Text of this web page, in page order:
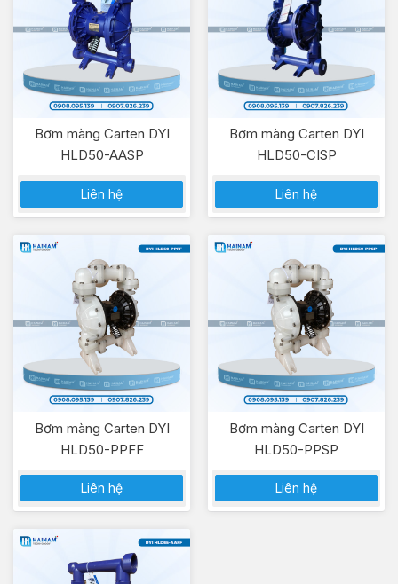
Bơm màng Carten DYI
HLD50-AASP
Liên hệ
Bơm màng Carten DYI
HLD50-CISP
Liên hệ
Bơm màng Carten DYI
HLD50-PPFF
Liên hệ
Bơm màng Carten DYI
HLD50-PPSP
Liên hệ